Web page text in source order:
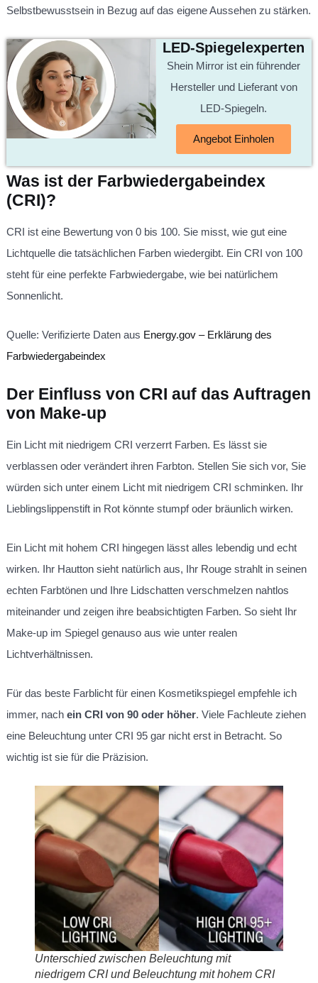
Selbstbewusstsein in Bezug auf das eigene Aussehen zu stärken.
LED-Spiegelexperten
Shein Mirror ist ein führender
Hersteller und Lieferant von
LED-Spiegeln.
Angebot Einholen
Was ist der Farbwiedergabeindex
(CRI)?
CRI ist eine Bewertung von 0 bis 100. Sie misst, wie gut eine
Lichtquelle die tatsächlichen Farben wiedergibt. Ein CRI von 100
steht für eine perfekte Farbwiedergabe, wie bei natürlichem
Sonnenlicht.
Quelle: Verifizierte Daten aus Energy.gov – Erklärung des
Farbwiedergabeindex
Der Einfluss von CRI auf das Auftragen
von Make-up
Ein Licht mit niedrigem CRI verzerrt Farben. Es lässt sie
verblassen oder verändert ihren Farbton. Stellen Sie sich vor, Sie
würden sich unter einem Licht mit niedrigem CRI schminken. Ihr
Lieblingslippenstift in Rot könnte stumpf oder bräunlich wirken.
Ein Licht mit hohem CRI hingegen lässt alles lebendig und echt
wirken. Ihr Hautton sieht natürlich aus, Ihr Rouge strahlt in seinen
echten Farbtönen und Ihre Lidschatten verschmelzen nahtlos
miteinander und zeigen ihre beabsichtigten Farben. So sieht Ihr
Make-up im Spiegel genauso aus wie unter realen
Lichtverhältnissen.
Für das beste Farblicht für einen Kosmetikspiegel empfehle ich
immer, nach ein CRI von 90 oder höher. Viele Fachleute ziehen
eine Beleuchtung unter CRI 95 gar nicht erst in Betracht. So
wichtig ist sie für die Präzision.
Unterschied zwischen Beleuchtung mit
niedrigem CRI und Beleuchtung mit hohem CRI